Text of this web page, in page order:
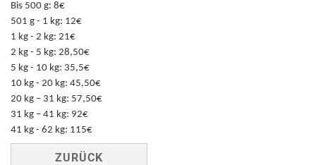
Bis 500 g: 8€
501 g - 1 kg: 12€
1 kg - 2 kg: 21€
2 kg - 5 kg: 28,50€
5 kg - 10 kg: 35,5€
10 kg - 20 kg: 45,50€
20 kg – 31 kg: 57,50€
31 kg – 41 kg: 92€
41 kg - 62 kg: 115€
ZURÜCK